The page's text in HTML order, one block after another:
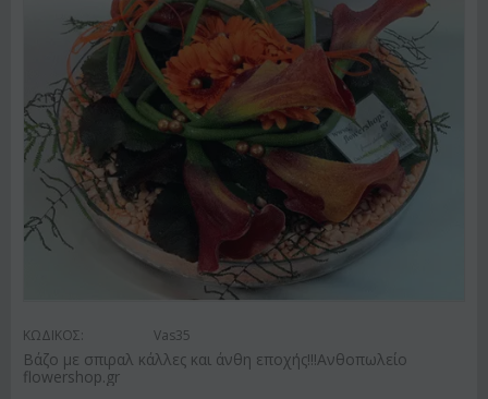
ΚΩΔΙΚΟΣ: Vas35
Βάζο με σπιραλ κάλλες και άνθη εποχής!!!Ανθοπωλείο
flowershop.gr